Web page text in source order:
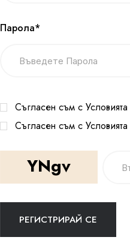
Парола*
Съгласен съм с
Съгласен съм с
YNgv